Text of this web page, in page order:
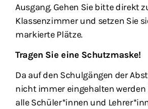
Ausgang. Gehen Sie bitte direkt
Klassenzimmer und setzen Sie
markierte Plätze.
Tragen Sie eine Schutzmaske!
Da auf den Schulgängen der
nicht immer eingehalten
alle Schüler*innen und